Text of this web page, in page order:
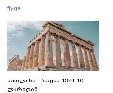
fly.ge
თბილისი - ათენი 1384.10
ლარიდან